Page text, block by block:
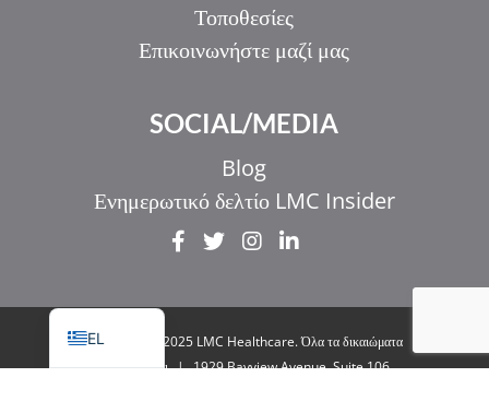
Τοποθεσίες
Επικοινωνήστε μαζί μας
SOCIAL/MEDIA
Blog
Ενημερωτικό δελτίο LMC Insider
© Copyright 2025 LMC Healthcare. Όλα τα δικαιώματα
διατηρούνται | 1929 Bayview Avenue. Suite 106
EL
UR